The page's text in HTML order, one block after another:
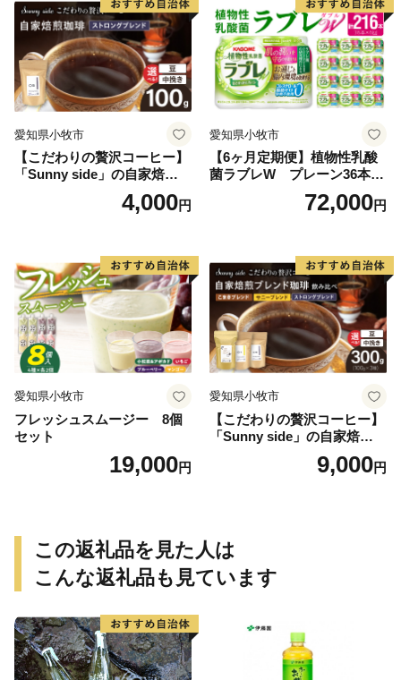
愛知県小牧市
【こだわりの贅沢コーヒー】
「Sunny side」の自家焙煎珈
琲ストロングブレンド（100
4,000円
愛知県小牧市
【6ヶ月定期便】植物性乳酸
菌ラブレW プレーン36本
72,000円
愛知県小牧市
フレッシュスムージー 8個
セット
19,000円
愛知県小牧市
【こだわりの贅沢コーヒー】
「Sunny side」の自家焙煎珈
琲ブレンド珈琲飲み比べセッ
9,000円
この返礼品を見た人は
こんな返礼品も見ています